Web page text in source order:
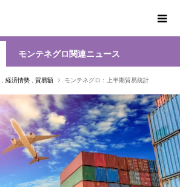
モンテネグロ関連ニュース
経済情勢 貿易額 モンテネグロ：上半期貿易統計